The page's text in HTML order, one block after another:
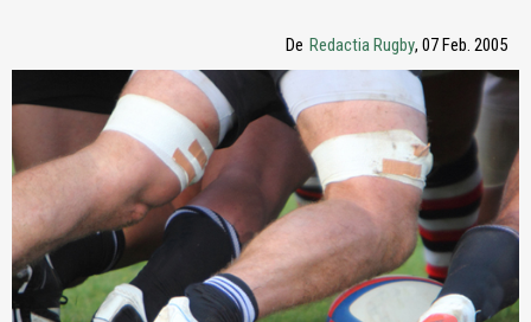
De Redactia Rugby, 07 Feb. 2005